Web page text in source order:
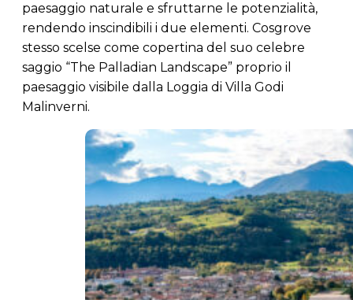
paesaggio naturale e sfruttarne le potenzialità,
rendendo inscindibili i due elementi. Cosgrove
stesso scelse come copertina del suo celebre
saggio “The Palladian Landscape” proprio il
paesaggio visibile dalla Loggia di Villa Godi
Malinverni.